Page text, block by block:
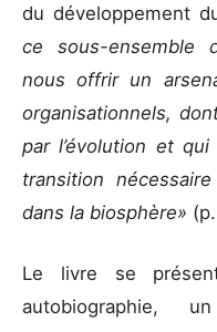
du développement
ce sous-ensemble
nous offrir un
organisationnels,
par l’évolution et
transition
dans la biosphère»
Le livre se
autobiographie,